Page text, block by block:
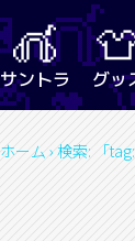
サントラ グッ
ホーム › 検索: 「